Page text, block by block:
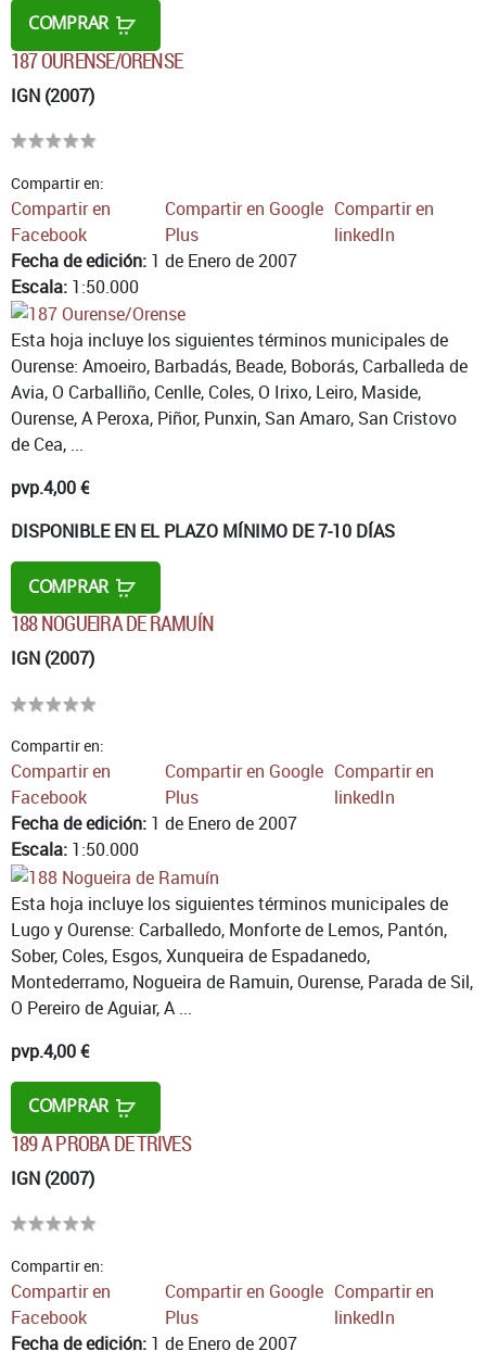
COMPRAR
187 OURENSE/ORENSE
IGN (2007)
Compartir en:
Compartir en
Facebook
Compartir en Google
Plus
Compartir en
linkedIn
Fecha de edición: 1 de Enero de 2007
Escala: 1:50.000
Esta hoja incluye los siguientes términos municipales de
Ourense: Amoeiro, Barbadás, Beade, Boborás, Carballeda de
Avia, O Carballiño, Cenlle, Coles, O Irixo, Leiro, Maside,
Ourense, A Peroxa, Piñor, Punxin, San Amaro, San Cristovo
de Cea, ...
pvp.4,00 €
DISPONIBLE EN EL PLAZO MÍNIMO DE 7-10 DÍAS
COMPRAR
188 NOGUEIRA DE RAMUÍN
IGN (2007)
Compartir en:
Compartir en
Facebook
Compartir en Google
Plus
Compartir en
linkedIn
Fecha de edición: 1 de Enero de 2007
Escala: 1:50.000
Esta hoja incluye los siguientes términos municipales de
Lugo y Ourense: Carballedo, Monforte de Lemos, Pantón,
Sober, Coles, Esgos, Xunqueira de Espadanedo,
Montederramo, Nogueira de Ramuin, Ourense, Parada de Sil,
O Pereiro de Aguiar, A ...
pvp.4,00 €
COMPRAR
189 A PROBA DE TRIVES
IGN (2007)
Compartir en:
Compartir en
Facebook
Compartir en Google
Plus
Compartir en
linkedIn
Fecha de edición: 1 de Enero de 2007